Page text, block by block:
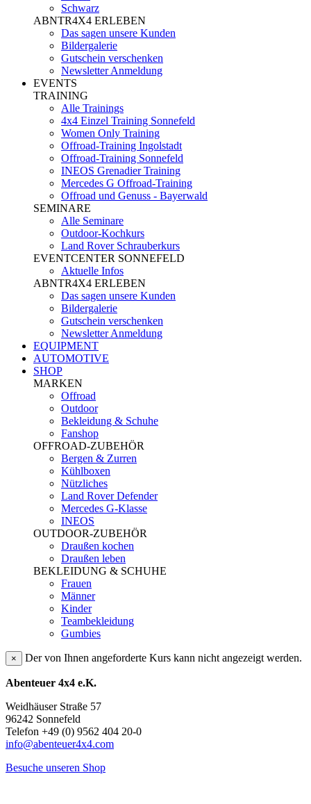
Schwarz
ABNTR4X4 ERLEBEN
Das sagen unsere Kunden
Bildergalerie
Gutschein verschenken
Newsletter Anmeldung
EVENTS
TRAINING
Alle Trainings
4x4 Einzel Training Sonnefeld
Women Only Training
Offroad-Training Ingolstadt
Offroad-Training Sonnefeld
INEOS Grenadier Training
Mercedes G Offroad-Training
Offroad und Genuss - Bayerwald
SEMINARE
Alle Seminare
Outdoor-Kochkurs
Land Rover Schrauberkurs
EVENTCENTER SONNEFELD
Aktuelle Infos
ABNTR4X4 ERLEBEN
Das sagen unsere Kunden
Bildergalerie
Gutschein verschenken
Newsletter Anmeldung
EQUIPMENT
AUTOMOTIVE
SHOP
MARKEN
Offroad
Outdoor
Bekleidung & Schuhe
Fanshop
OFFROAD-ZUBEHÖR
Bergen & Zurren
Kühlboxen
Nützliches
Land Rover Defender
Mercedes G-Klasse
INEOS
OUTDOOR-ZUBEHÖR
Draußen kochen
Draußen leben
BEKLEIDUNG & SCHUHE
Frauen
Männer
Kinder
Teambekleidung
Gumbies
× Der von Ihnen angeforderte Kurs kann nicht angezeigt werden.
Abenteuer 4x4 e.K.
Weidhäuser Straße 57
96242 Sonnefeld
Telefon +49 (0) 9562 404 20-0
info@abenteuer4x4.com
Besuche unseren Shop